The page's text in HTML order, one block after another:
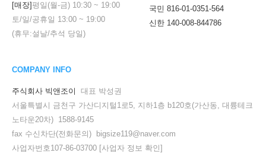
[매장] 평일(월-금) 10:30 ~ 19:00
토/일/공휴일 13:00 ~ 19:00
(휴무:설날/추석 당일)
국민 816-01-0351-564
신한 140-008-844786
COMPANY INFO
주식회사 빅앤조이
대표 박성권
서울특별시 금천구 가산디지털1로5, 지하1층 b120호(가산동, 대륭테크
노타운20차) 1588-9145
fax 수신차단(전화문의) bigsize119@naver.com
사업자번호107-86-03700 [사업자 정보 확인]